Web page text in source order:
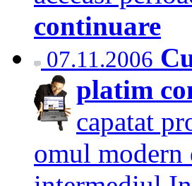
continuare
07.11.2006
platim
capatat
omul modern